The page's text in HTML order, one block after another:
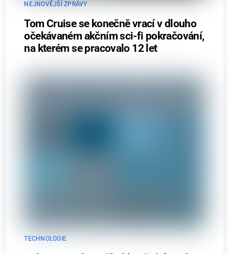
NEJNOVĚJŠÍ ZPRÁVY
Tom Cruise se konečně vrací v dlouho
očekávaném akčním sci-fi pokračování,
na kterém se pracovalo 12 let
TECHNOLOGIE